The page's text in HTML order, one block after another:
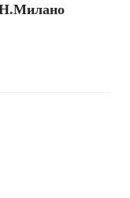
Н.Милано